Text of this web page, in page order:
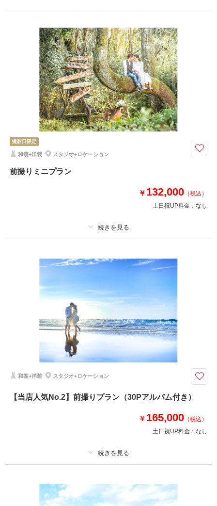
撮影料 新婦衣装1着 新郎衣装1着
着付け ヘアメイク 小物一式
アルバム 10 P データ 台紙付写真
衣装追加 会食 挙式
家族と撮影 家族用衣装レンタル ペットと撮影
その他含むもの
撮影小物・ロケ出張費
アルバム10P付き。洋装1着。森や教会でロケーション撮影が可能！
洋装(ウエディングドレスorカクテルドレス)よりお好きな衣装を選んでいた
だき、森や教会などの人気のロケ地での撮影になります。県内最安値に挑
戦！アルバム10P・撮影・衣装・美容・小物がすべて揃うプラン。
撮影日限定
和装+洋装 スタジオ+ロケーション
前撮りミニプラン
￥ 132,000 （税込）
土日祝UP料金： なし
新郎衣装2着
アルバム 10 P データ 100 カット 台紙付写真
家族と撮影 家族用衣装レンタル ペットと撮影
撮影DVDデータ・ロケ出張費・撮影小物
和装も洋装も着れて、価格を抑えられるプラン
撮りミニとして登場！お二人の思いが形になるオススメプラン！さらに、ア
※場所により別途使用料・駐車場代が発生する可能性有り。
和装+洋装 スタジオ+ロケーション
【当店人気No.2】前撮りプラン（30Pアルバム付き）
￥ 165,000 （税込）
土日祝UP料金： なし
着付け ヘアメイク 小物一式